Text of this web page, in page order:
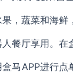
，蔬菜和海鲜
餐厅享用。在
马APP进行点